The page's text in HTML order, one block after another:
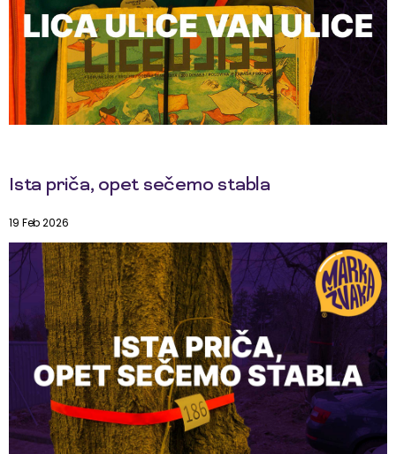
Ista priča, opet sečemo stabla
19 Feb 2026